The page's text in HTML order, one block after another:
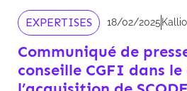
EXPERTISES 18/02/2025
Communiqué de
conseille CGFI dans